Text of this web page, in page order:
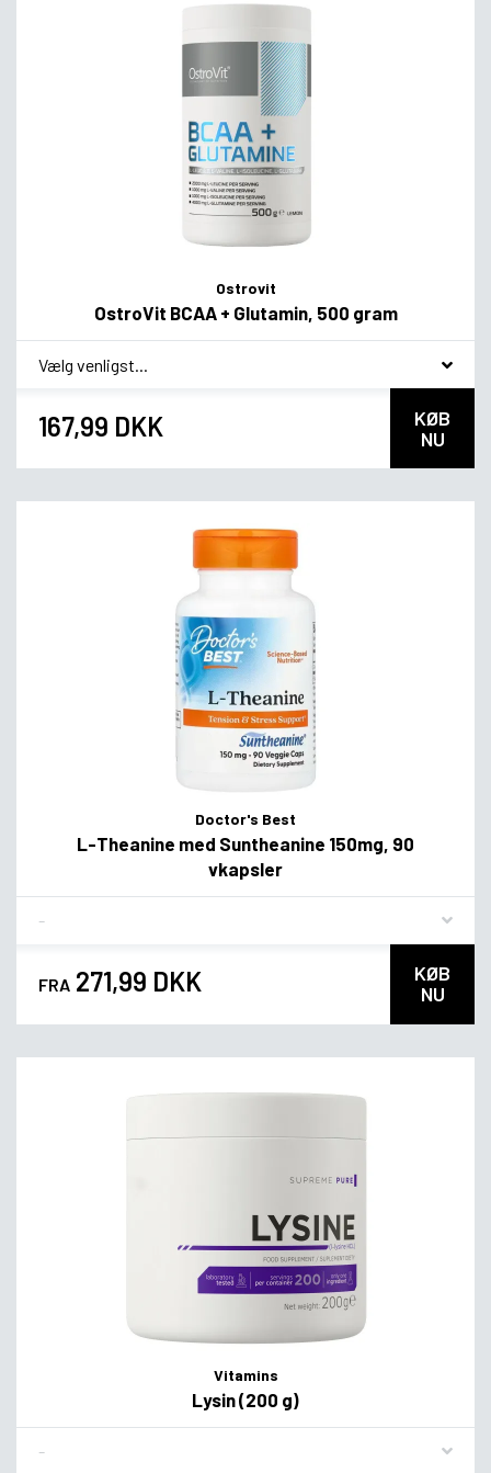
Ostrovit
OstroVit BCAA + Glutamin, 500 gram
* smag
167,99 DKK
KØB
NU
Doctor's Best
L-Theanine med Suntheanine 150mg, 90
vkapsler
FRA 271,99 DKK
KØB
NU
Vitamins
Lysin (200 g)